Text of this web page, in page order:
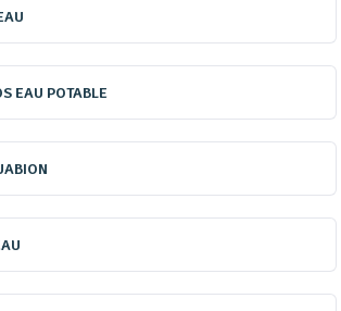
qui suivent doivent permettreau lecteur,
d’intérêts. Après le salon, elles
susceptibles de les intéresser auquel
www.revue-ein.com.
EAU POTABLE